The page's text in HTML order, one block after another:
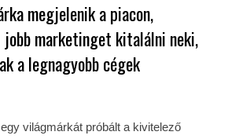
megjelenik a piacon,
jobb marketinget kitalálni neki,
a legnagyobb cégek
világmárkát próbált a kivitelező